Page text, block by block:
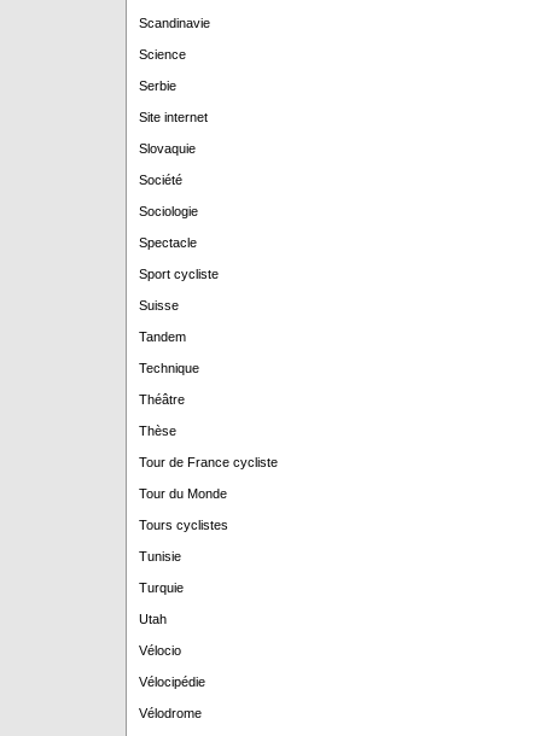
Scandinavie
Science
Serbie
Site internet
Slovaquie
Société
Sociologie
Spectacle
Sport cycliste
Suisse
Tandem
Technique
Théâtre
Thèse
Tour de France cycliste
Tour du Monde
Tours cyclistes
Tunisie
Turquie
Utah
Vélocio
Vélocipédie
Vélodrome